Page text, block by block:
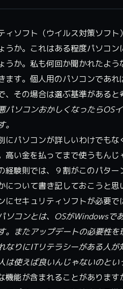
ィソフト（ウイルス対策ソフ
うか。これはある程度パソコ
か。私も何回か聞かれたよう
ます。個人用のパソコンであ
その場合は選ぶ基準があると
パソコンおかしくなったらOS
にパソコンが詳しいわけでも
高い金を払ってまで使うもん
経験則では、９割がこのパタ
ついて書き記しておこうと思
にセキュリティソフトが必要で
コンとは、OSがWindows
。またアップデートの必要性
なりにITリテラシーがある人
は使えば良いんじゃないのとい
機能が含まれることがありま